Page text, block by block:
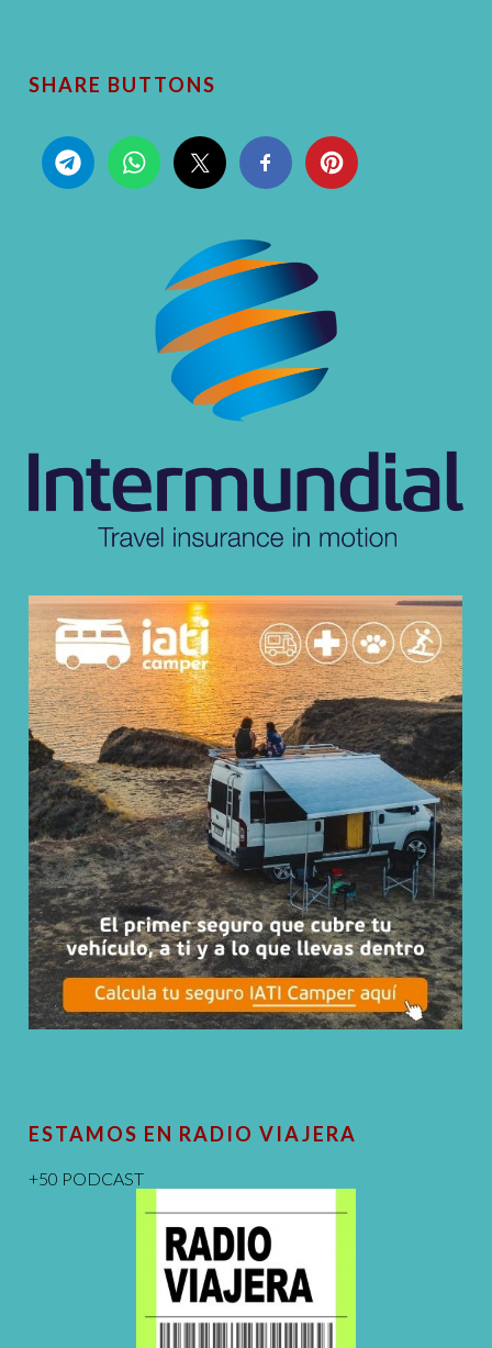
SHARE BUTTONS
ESTAMOS EN RADIO VIAJERA
+50 PODCAST